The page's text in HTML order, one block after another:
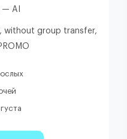
— AI
without group transfer,